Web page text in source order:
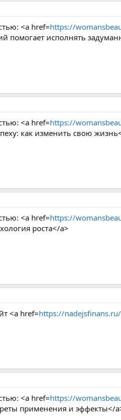
<a href=https://
помогает исполнять
<a href=https://
как изменить свою
<a href=https://
роста</a>
<a href=https://nadejsfinans.ru/
<a href=https://
применения и эффекты</